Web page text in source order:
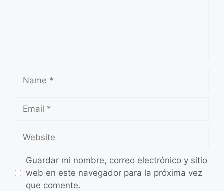
Name
Email
Website
Guardar mi nombre, correo electrónico y sitio
web en este navegador para la próxima vez
que comente.